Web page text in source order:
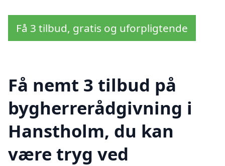
Få 3 tilbud, gratis og uforpligtende
Få nemt 3 tilbud på
bygherrerådgivning i
Hanstholm, du kan
være tryg ved